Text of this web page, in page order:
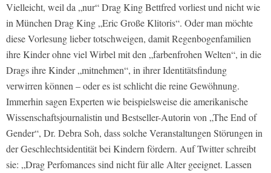
Vielleicht, weil da „nur“ Drag King Bettfred vorliest und nicht wie
in München Drag King „Eric Große Klitoris“. Oder man möchte
diese Vorlesung lieber totschweigen, damit Regenbogenfamilien
ihre Kinder ohne viel Wirbel mit den „farbenfrohen Welten“, in die
Drags ihre Kinder „mitnehmen“, in ihrer Identitätsfindung
verwirren können – oder es ist schlicht die reine Gewöhnung.
Immerhin sagen Experten wie beispielsweise die amerikanische
Wissenschaftsjournalistin und Bestseller-Autorin von „The End of
Gender“, Dr. Debra Soh, dass solche Veranstaltungen Störungen in
der Geschlechtsidentität bei Kindern fördern. Auf Twitter schreibt
sie: „Drag Perfomances sind nicht für alle Alter geeignet. Lassen